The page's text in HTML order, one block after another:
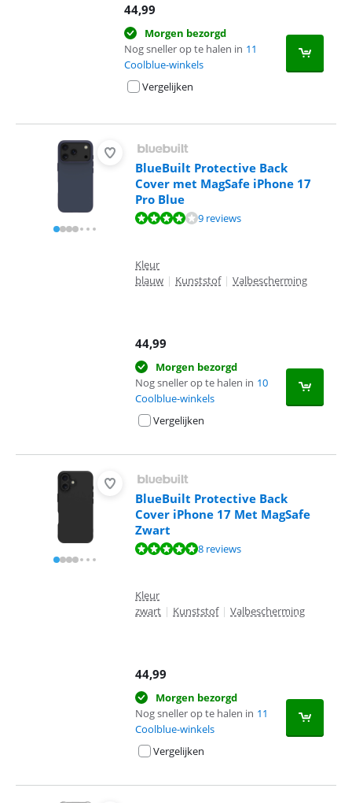
44,99
Morgen bezorgd
Nog sneller op te halen in 11
Coolblue-winkels
Vergelijken
BlueBuilt Protective Back
Cover met MagSafe iPhone 17
Pro Blue
Beoordeling is 7,7 van de 10, gebaseerd op 9 reviews.
9 reviews
Kleur
blauw | Kunststof | Valbescherming
44,99
Morgen bezorgd
Nog sneller op te halen in 10
Coolblue-winkels
Vergelijken
BlueBuilt Protective Back
Cover iPhone 17 Met MagSafe
Zwart
Beoordeling is 9,5 van de 10, gebaseerd op 8 reviews.
8 reviews
Kleur
zwart | Kunststof | Valbescherming
44,99
Morgen bezorgd
Nog sneller op te halen in 11
Coolblue-winkels
Vergelijken